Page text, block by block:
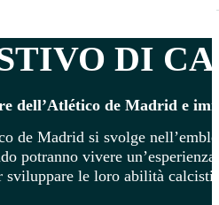
DI
dell’Atlético de Madrid e
de Madrid si svolge
potranno vivere
sviluppare le loro abilità